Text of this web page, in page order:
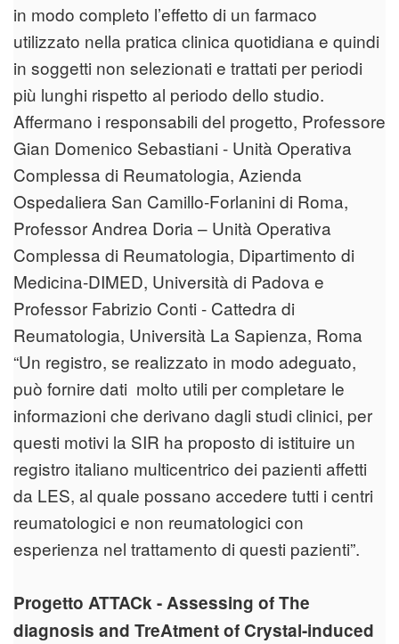
in modo completo l’effetto di un farmaco
utilizzato nella pratica clinica quotidiana e quindi
in soggetti non selezionati e trattati per periodi
più lunghi rispetto al periodo dello studio.
Affermano i responsabili del progetto, Professore
Gian Domenico Sebastiani - Unità Operativa
Complessa di Reumatologia, Azienda
Ospedaliera San Camillo-Forlanini di Roma,
Professor Andrea Doria – Unità Operativa
Complessa di Reumatologia, Dipartimento di
Medicina-DIMED, Università di Padova e
Professor Fabrizio Conti - Cattedra di
Reumatologia, Università La Sapienza, Roma
“Un registro, se realizzato in modo adeguato,
può fornire dati molto utili per completare le
informazioni che derivano dagli studi clinici, per
questi motivi la SIR ha proposto di istituire un
registro italiano multicentrico dei pazienti affetti
da LES, al quale possano accedere tutti i centri
reumatologici e non reumatologici con
esperienza nel trattamento di questi pazienti”.
Progetto ATTACk - Assessing of The
diagnosis and TreAtment of Crystal-induced